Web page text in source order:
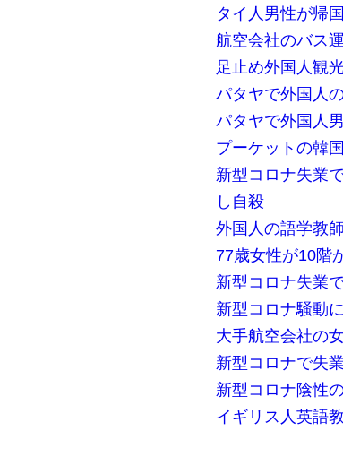
タイ人男性が帰
航空会社のバス
足止め外国人観
パタヤで外国人
パタヤで外国人
プーケットの韓
新型コロナ失業
し自殺
外国人の語学教
77歳女性が10階
新型コロナ失業
新型コロナ騒動
大手航空会社の
新型コロナで失
新型コロナ陰性
イギリス人英語